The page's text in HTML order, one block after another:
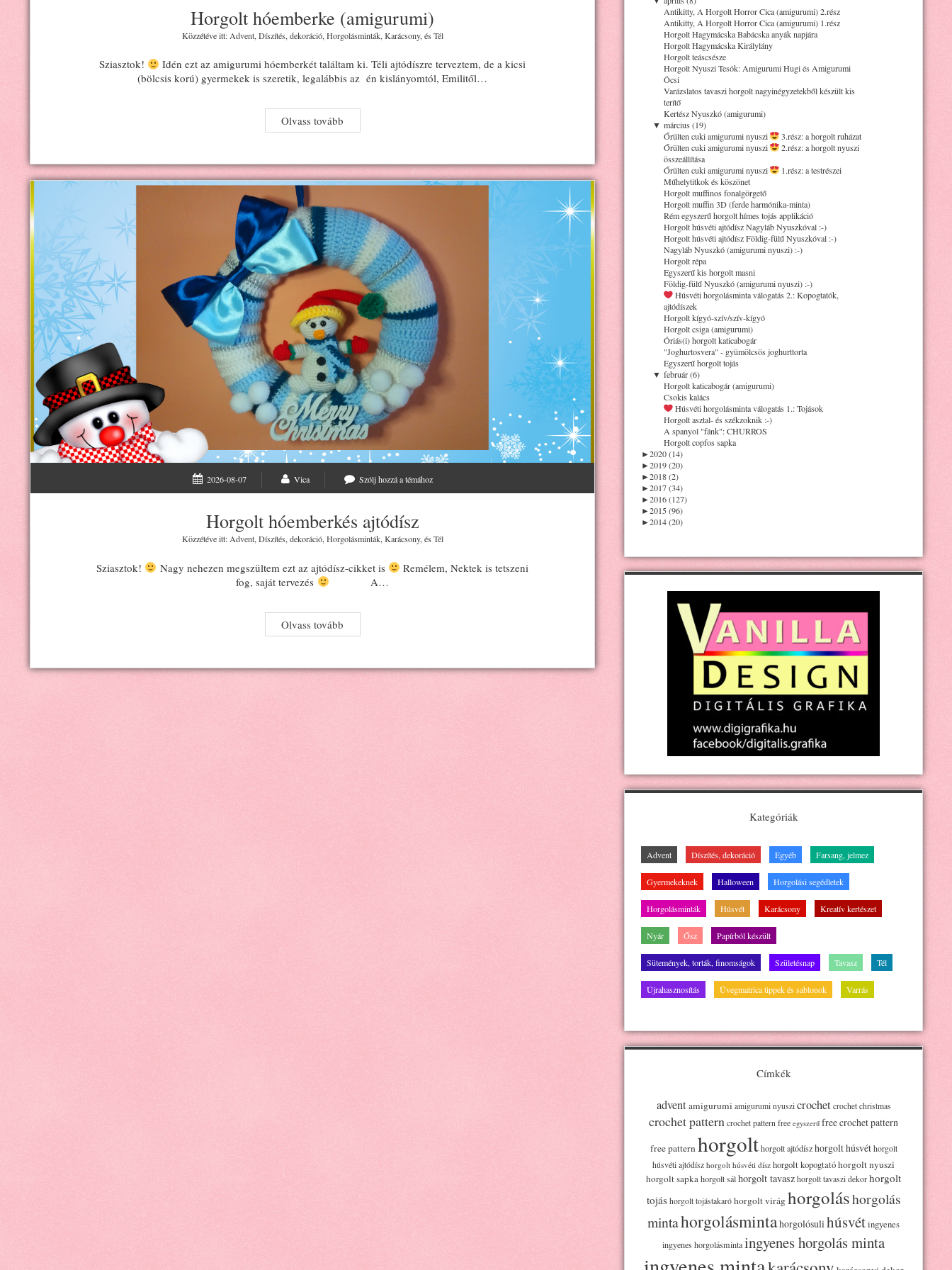
Horgolt hóemberke (amigurumi)
Közzétéve itt: Advent, Díszítés, dekoráció, Horgolásminták, Karácsony, ésTél
Sziasztok!
Idén ezt az amigurumi hóemberkét találtam ki. Téli ajtódíszre terveztem, de a kicsi
(bölcsis korú) gyermekek is szeretik, legalábbis az én kislányomtól, Emilitől…
Olvass tovább
hóemberke
2026-08-07 Vica Szólj hozzá a témához
Horgolt hóemberkés ajtódísz
Közzétéve itt:Advent,Díszítés, dekoráció,Horgolásminták,Karácsony, ésTél
Sziasztok! Nagy nehezen megszültem ezt az ajtódísz-cikket is
Remélem, Nektek is tetszeni
fog, saját tervezés
A…
Olvass tovább
hóemberkés
Antikitty, A Horgolt Horror Cica (amigurumi) 2.rész
Antikitty, A Horgolt Horror Cica (amigurumi) 1.rész
Horgolt Hagymácska Babácska anyák napjára
Horgolt Hagymácska Királylány
Horgolt teáscsésze
Horgolt Nyuszi Tesók: Amigurumi Hugi és Amigurumi
Öcsi
Varázslatos tavaszi horgolt nagyinégyzetekből készült kis
terítő
Kertész Nyuszkó (amigurumi)
▼ március (19)
Őrülten cuki amigurumi nyuszi
3.rész: a horgolt ruházat
Őrülten cuki amigurumi nyuszi
2.rész: a horgolt nyuszi
összeállítása
Őrülten cuki amigurumi nyuszi
1.rész: a testrészei
Műhelytitkok és köszönet
Horgolt muffinos fonalgörgető
Horgolt muffin 3D (ferde harmónika-minta)
Rém egyszerű horgolt hímes tojás applikáció
Horgolt húsvéti ajtódísz Nagyláb Nyuszkóval :-)
Horgolt húsvéti ajtódísz Földig-fülű Nyuszkóval :-)
Nagyláb Nyuszkó (amigurumi nyuszi) :-)
Horgolt répa
Egyszerű kis horgolt masni
Földig-fülű Nyuszkó (amigurumi nyuszi) :-)
Húsvéti horgolásminta válogatás 2.: Kopogtatók,
ajtódíszek
Horgolt kígyó-szív/szív-kígyó
Horgolt csiga (amigurumi)
Óriás(i) horgolt katicabogár
"Joghurtosvera" - gyümölcsös joghurttorta
Egyszerű horgolt tojás
▼ február (6)
Horgolt katicabogár (amigurumi)
Csokis kalács
Húsvéti horgolásminta válogatás 1.: Tojások
Horgolt asztal- és székzoknik :-)
A spanyol "fánk": CHURROS
Horgolt copfos sapka
►2020 (14)
►2019 (20)
►2018 (2)
►2017 (34)
►2016 (127)
►2015 (96)
►2014 (20)
Kategóriák
Advent Díszítés, dekoráció Egyéb Farsang, jelmez
Gyermekeknek Halloween Horgolási segédletek
Horgolásminták Húsvét Karácsony Kreatív kertészet
Nyár Ősz Papírból készült
Sütemények, torták, finomságok Születésnap Tavasz Tél
Újrahasznosítás Üvegmatrica tippek és sablonok Varrás
Címkék
adventamigurumi amigurumi nyuszi crochet crochet christmas
crochet pattern crochet pattern free egyszerű free crochet pattern
free patternhorgolt horgolt ajtódísz horgolt húsvét horgolt
húsvéti ajtódísz horgolt húsvéti dísz horgolt kopogtatóhorgolt nyuszi
horgolt sapkahorgolt sálhorgolt tavasz horgolt tavaszi dekor horgolt
tojás horgolt tojástakaró horgolt virághorgoláshorgolás
mintahorgolásmintahorgolósulihúsvétingyenes
ingyenes horgolásmintaingyenes horgolás minta